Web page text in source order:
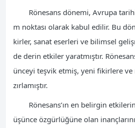
Rönesans dönemi, Avrupa
m noktası olarak kabul edilir. Bu
kirler, sanat eserleri ve bilimsel
de derin etkiler yaratmıştır.
ünceyi teşvik etmiş, yeni fikirlere
zırlamıştır.
Rönesans’ın en belirgin
üşünce özgürlüğüne olan